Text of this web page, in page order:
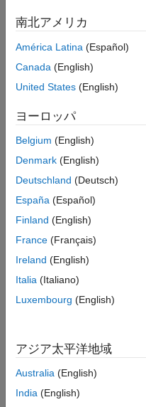
ON THIS PAGE
Description
Examples
Check Information
See Also
The rule checker checks
Examples
expand all
Public static field
Check Information
Category:Others
Version History
Introduced in R2023a
See Also
Topics
External Websites
南北アメリカ
América Latina (Español)
Canada (English)
United States (English)
ヨーロッパ
Belgium (English)
Denmark (English)
Deutschland (Deutsch)
España (Español)
Finland (English)
France (Français)
Ireland (English)
Italia (Italiano)
Luxembourg (English)
アジア太平洋地域
Australia (English)
India (English)